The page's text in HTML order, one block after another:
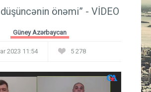
Hadisə
Güney Azərbaycan
Müsahibə
önəmi” - VİDEO
Güney Azərbaycan
2023 11:54 5 278